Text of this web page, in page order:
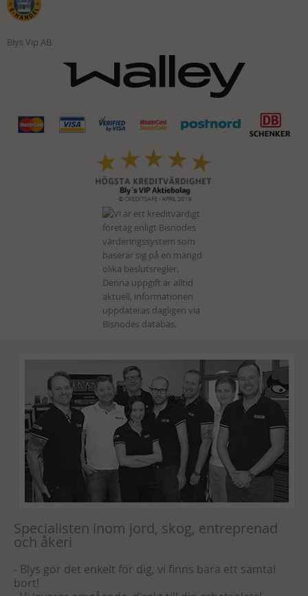
Blys Vip AB
Specialisten inom jord, skog, entreprenad
och åkeri
- Blys gör det enkelt för dig, vi finns bara ett samtal
bort!